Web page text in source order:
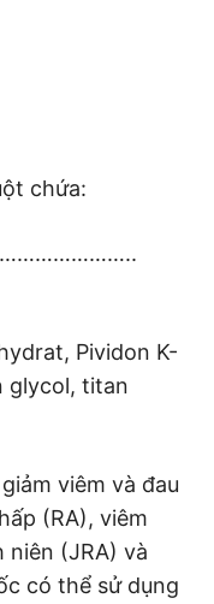
chứa:
Pividon K-
glycol, titan
viêm và đau
(RA), viêm
(JRA) và
có thể sử dụng